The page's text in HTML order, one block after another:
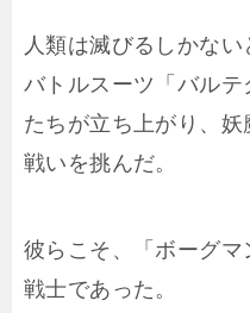
人類は滅びるしかない
バトルスーツ「バル
たちが立ち上がり、
戦いを挑んだ。
彼らこそ、「ボーグ
戦士であった。